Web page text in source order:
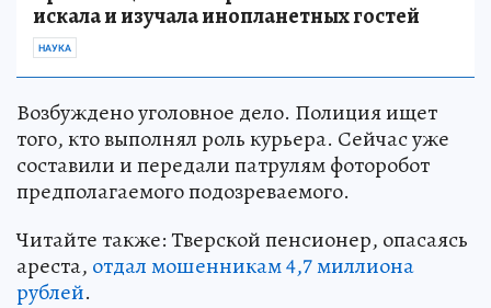
искала и изучала инопланетных гостей
НАУКА
Возбуждено уголовное дело. Полиция ищет
того, кто выполнял роль курьера. Сейчас уже
составили и передали патрулям фоторобот
предполагаемого подозреваемого.
Читайте также: Тверской пенсионер, опасаясь
ареста, отдал мошенникам 4,7 миллиона
рублей.